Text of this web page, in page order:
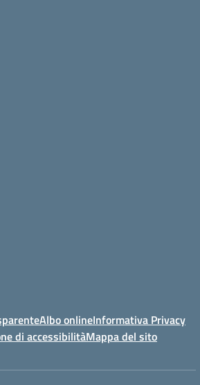
Albo onlineInformativa Privacy
di accessibilitàMappa del sito